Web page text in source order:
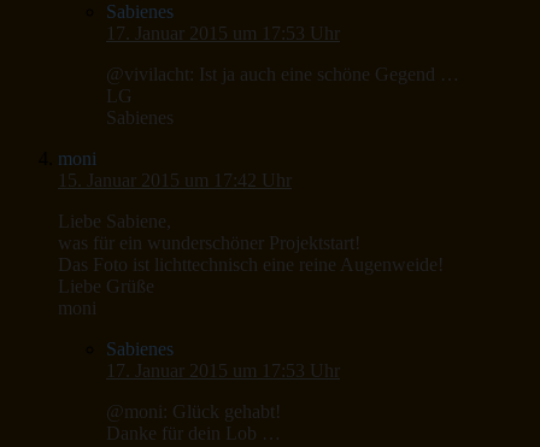
Sabienes
17. Januar 2015 um 17:53 Uhr
@vivilacht: Ist ja auch eine schöne Gegend …
LG
Sabienes
moni
15. Januar 2015 um 17:42 Uhr
Liebe Sabiene,
was für ein wunderschöner Projektstart!
Das Foto ist lichttechnisch eine reine Augenweide!
Liebe Grüße
moni
Sabienes
17. Januar 2015 um 17:53 Uhr
@moni: Glück gehabt!
Danke für dein Lob …